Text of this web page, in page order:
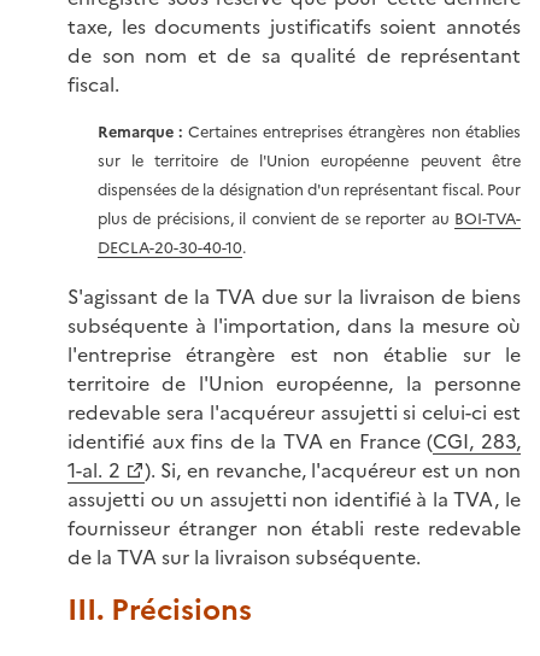
taxe, les documents justificatifs soient annotés
de son nom et de sa qualité de représentant
fiscal.
Remarque : Certaines entreprises étrangères non établies
sur le territoire de l'Union européenne peuvent être
dispensées de la désignation d'un représentant fiscal. Pour
plus de précisions, il convient de se reporter au BOI-TVA-
DECLA-20-30-40-10.
S'agissant de la TVA due sur la livraison de biens
subséquente à l'importation, dans la mesure où
l'entreprise étrangère est non établie sur le
territoire de l'Union européenne, la personne
redevable sera l'acquéreur assujetti si celui-ci est
identifié aux fins de la TVA en France (CGI, 283,
1-al. 2
). Si, en revanche, l'acquéreur est un non
assujetti ou un assujetti non identifié à la TVA, le
fournisseur étranger non établi reste redevable
de la TVA sur la livraison subséquente.
III. Précisions